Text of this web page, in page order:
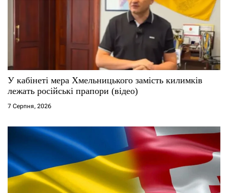
У кабінеті мера Хмельницького замість килимків
лежать російські прапори (відео)
7 Серпня, 2026